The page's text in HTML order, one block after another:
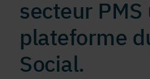
secteur
plateforme
Social.